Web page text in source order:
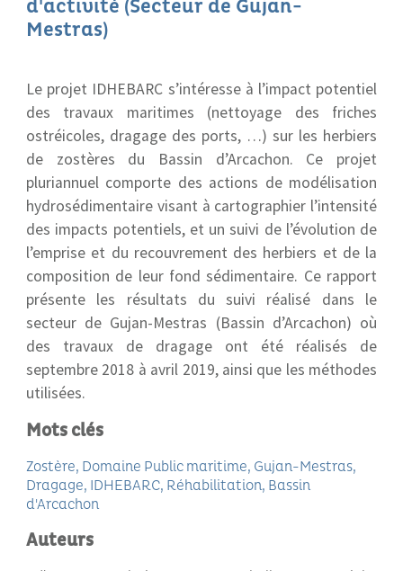
d'activité (Secteur de Gujan-
Mestras)
Le projet IDHEBARC s’intéresse à l’impact potentiel
des travaux maritimes (nettoyage des friches
ostréicoles, dragage des ports, …) sur les herbiers
de zostères du Bassin d’Arcachon. Ce projet
pluriannuel comporte des actions de modélisation
hydrosédimentaire visant à cartographier l’intensité
des impacts potentiels, et un suivi de l’évolution de
l’emprise et du recouvrement des herbiers et de la
composition de leur fond sédimentaire. Ce rapport
présente les résultats du suivi réalisé dans le
secteur de Gujan-Mestras (Bassin d’Arcachon) où
des travaux de dragage ont été réalisés de
septembre 2018 à avril 2019, ainsi que les méthodes
utilisées.
Mots clés
Zostère Domaine Public maritime Gujan-Mestras
Dragage IDHEBARC Réhabilitation Bassin
d'Arcachon
Auteurs